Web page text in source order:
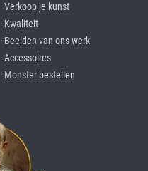
· Verkoop je kunst
· Kwaliteit
· Beelden van ons werk
· Accessoires
· Monster bestellen